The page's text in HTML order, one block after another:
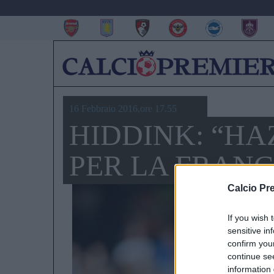
Calcio
If you wish
sensitive
confirm
continue
information
16 Febbraio 2016,ore 17.55
HIDDINK:
PER LA